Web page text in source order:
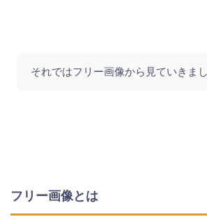
それではフリー画像から見ていきま
フリー画像とは